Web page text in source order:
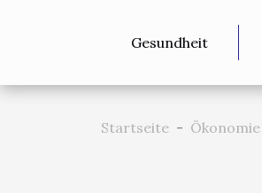
Gesundheit
Startseite Ökonomie